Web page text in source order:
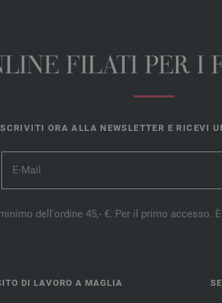
FILATI PER I
ORA ALLA NEWSLETTER E RICEVI
dell'ordine 45,- €. Per il primo accesso.
DI LAVORO A MAGLIA